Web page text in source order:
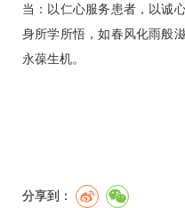
当：以仁心服务患者，以诚
身所学所悟，如春风化雨般
永葆生机。
分享到：